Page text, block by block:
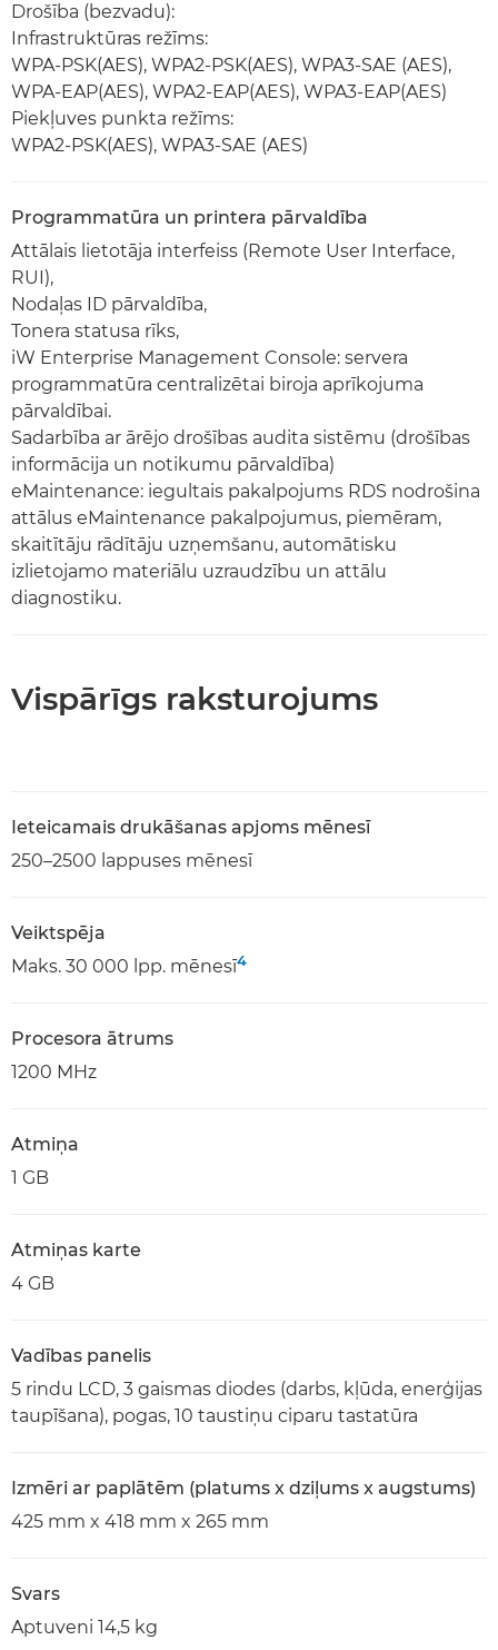
Drošība (bezvadu):
Infrastruktūras režīms:
WPA-PSK(AES), WPA2-PSK(AES), WPA3-SAE (AES),
WPA-EAP(AES), WPA2-EAP(AES), WPA3-EAP(AES)
Piekļuves punkta režīms:
WPA2-PSK(AES), WPA3-SAE (AES)
Programmatūra un printera pārvaldība
Attālais lietotāja interfeiss (Remote User Interface,
RUI),
Nodaļas ID pārvaldība,
Tonera statusa rīks,
iW Enterprise Management Console: servera
programmatūra centralizētai biroja aprīkojuma
pārvaldībai.
Sadarbība ar ārējo drošības audita sistēmu (drošības
informācija un notikumu pārvaldība)
eMaintenance: iegultais pakalpojums RDS nodrošina
attālus eMaintenance pakalpojumus, piemēram,
skaitītāju rādītāju uzņemšanu, automātisku
izlietojamo materiālu uzraudzību un attālu
diagnostiku.
Vispārīgs raksturojums
Ieteicamais drukāšanas apjoms mēnesī
250–2500 lappuses mēnesī
Veiktspēja
Maks. 30 000 lpp. mēnesī4
Procesora ātrums
1200 MHz
Atmiņa
1 GB
Atmiņas karte
4 GB
Vadības panelis
5 rindu LCD, 3 gaismas diodes (darbs, kļūda, enerģijas
taupīšana), pogas, 10 taustiņu ciparu tastatūra
Izmēri ar paplātēm (platums x dziļums x augstums)
425 mm x 418 mm x 265 mm
Svars
Aptuveni 14,5 kg